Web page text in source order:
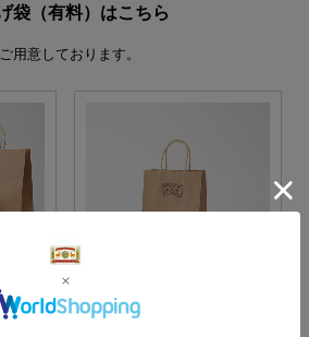
袋（有料）はこちら
用意しております。
店に
Sサイズ